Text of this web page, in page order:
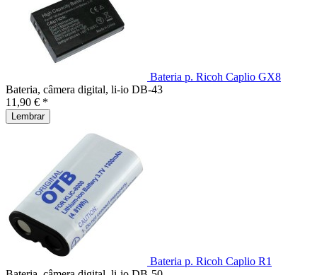
Bateria p. Ricoh Caplio GX8
Bateria, câmera digital, li-io DB-43
11,90 € *
Lembrar
Bateria p. Ricoh Caplio R1